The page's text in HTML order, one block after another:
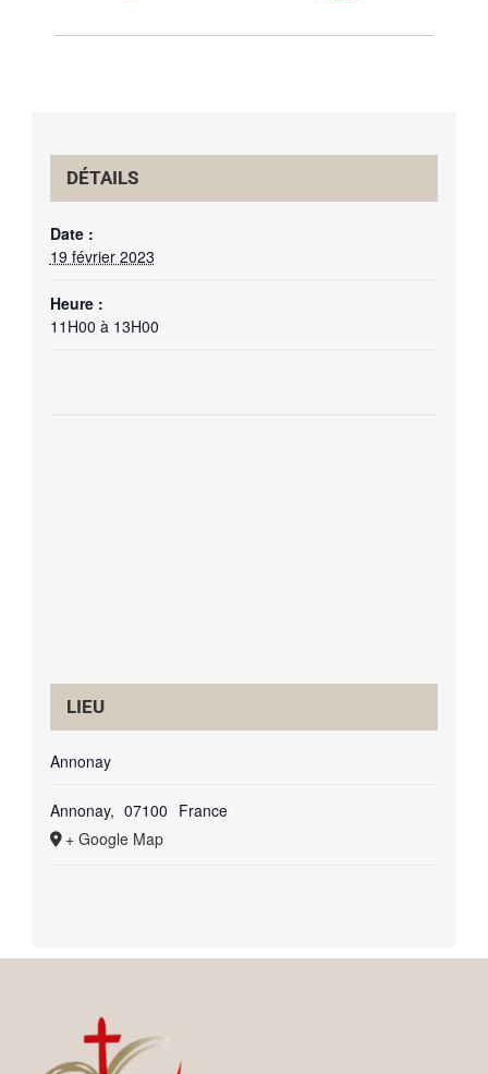
DÉTAILS
Date :
19 février 2023
Heure :
11H00 à 13H00
LIEU
Annonay
Annonay, 07100 France
+ Google Map